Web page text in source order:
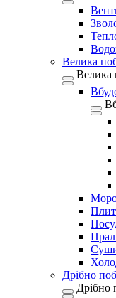
Велика
Велика
Дрібно
Дрібно